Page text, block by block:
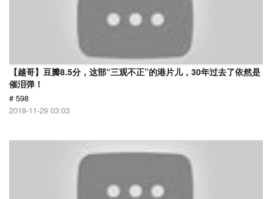
【越哥】豆瓣8.5分，这部“三观不正”的港片儿，30年过去了依然是
催泪弹！
# 598
2018-11-29 03:03